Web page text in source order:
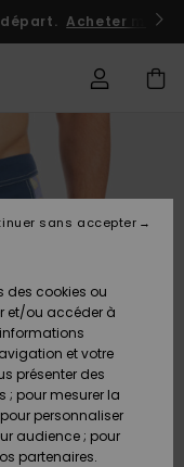
Acheter
des cookies ou
et/ou accéder à
et votre
présenter des
; pour mesurer la
personnaliser
audience ; pour
partenaires.
sans accepter